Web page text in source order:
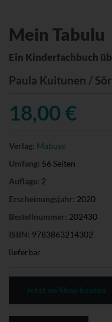
Mein Tabulu
Ein Kinderfachbuch
Paula Kuitunen /
18,00 €
Verlag: Mabuse
Umfang: 56 Seiten
Auflage: 2
Erscheinungsjahr: 2020
Bestellnummer: 202430
ISBN: 9783863214302
lieferbar